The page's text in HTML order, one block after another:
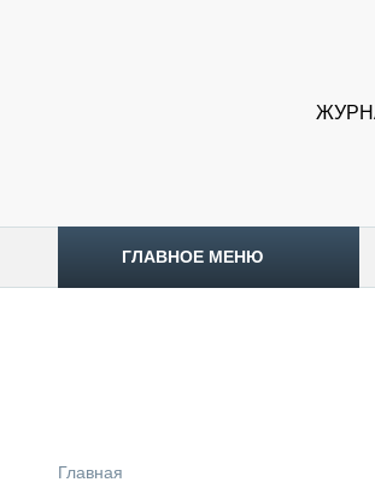
ГЛАВНОЕ МЕНЮ
Главная